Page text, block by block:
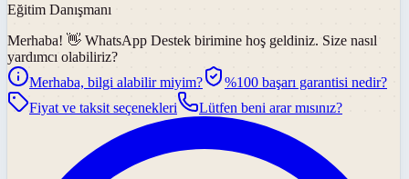
Eğitim Danışmanı
Merhaba! 👋 WhatsApp Destek birimine hoş geldiniz. Size nasıl
yardımcı olabiliriz?
Merhaba, bilgi alabilir miyim?
%100 başarı garantisi nedir?
Fiyat ve taksit seçenekleri
Lütfen beni arar mısınız?